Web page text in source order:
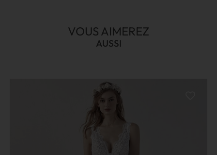
VOUS AIMEREZ
AUSSI